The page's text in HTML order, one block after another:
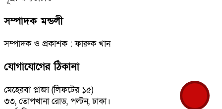
সম্পাদক মন্ডলী
সম্পাদক ও প্রকাশক : ফারুক খান
যোগাযোগের ঠিকানা
মেহেরবা প্লাজা (লিফটের ১৫)
৩৩, তোপখানা রোড, পল্টন, ঢাকা।